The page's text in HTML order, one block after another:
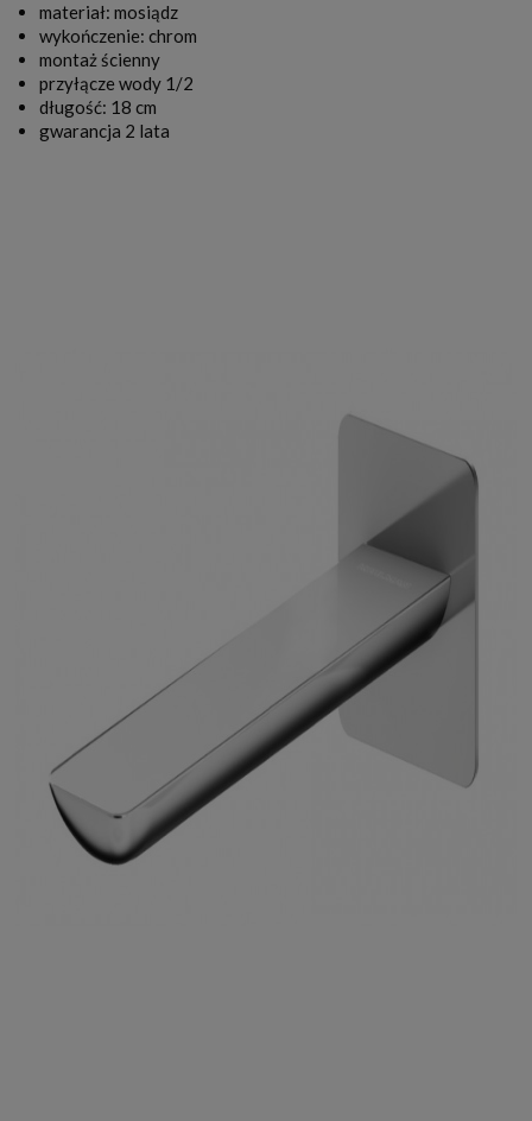
materiał: mosiądz
wykończenie: chrom
montaż ścienny
przyłącze wody 1/2
długość: 18 cm
gwarancja 2 lata